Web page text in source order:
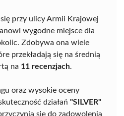
przy ulicy Armii Krajowej
wygodne miejsce dla
Zdobywa ona wiele
przekładają się na średnią
na 11 recenzjach.
oraz wysokie oceny
działań "SILVER"
się do zadowolenia